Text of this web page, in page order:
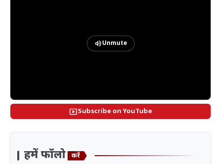
volume_upUnmute
smart_displaySubscribe on YouTube
हमें फॉलो करें